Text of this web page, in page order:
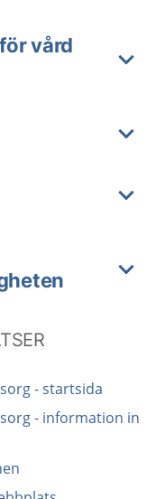
vård
- startsida
- information in